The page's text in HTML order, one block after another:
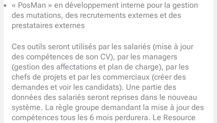
« PosMan » en développement interne pour la gestion
des mutations, des recrutements externes et des
prestataires externes
Ces outils seront utilisés par les salariés (mise à jour
des compétences de son CV), par les managers
(gestion des affectations et plan de charge), par les
chefs de projets et par les commerciaux (créer des
demandes et voir les candidats). Une partie des
données des salariés seront reprises dans le nouveau
système. La règle groupe demandant la mise à jour des
compétences tous les 6 mois perdurera. Le Resource